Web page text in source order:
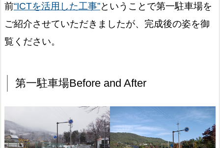
前“ICTを活用した工事”ということで第一駐車場を
ご紹介させていただきましたが、完成後の姿を御
覧ください。
第一駐車場Before and After